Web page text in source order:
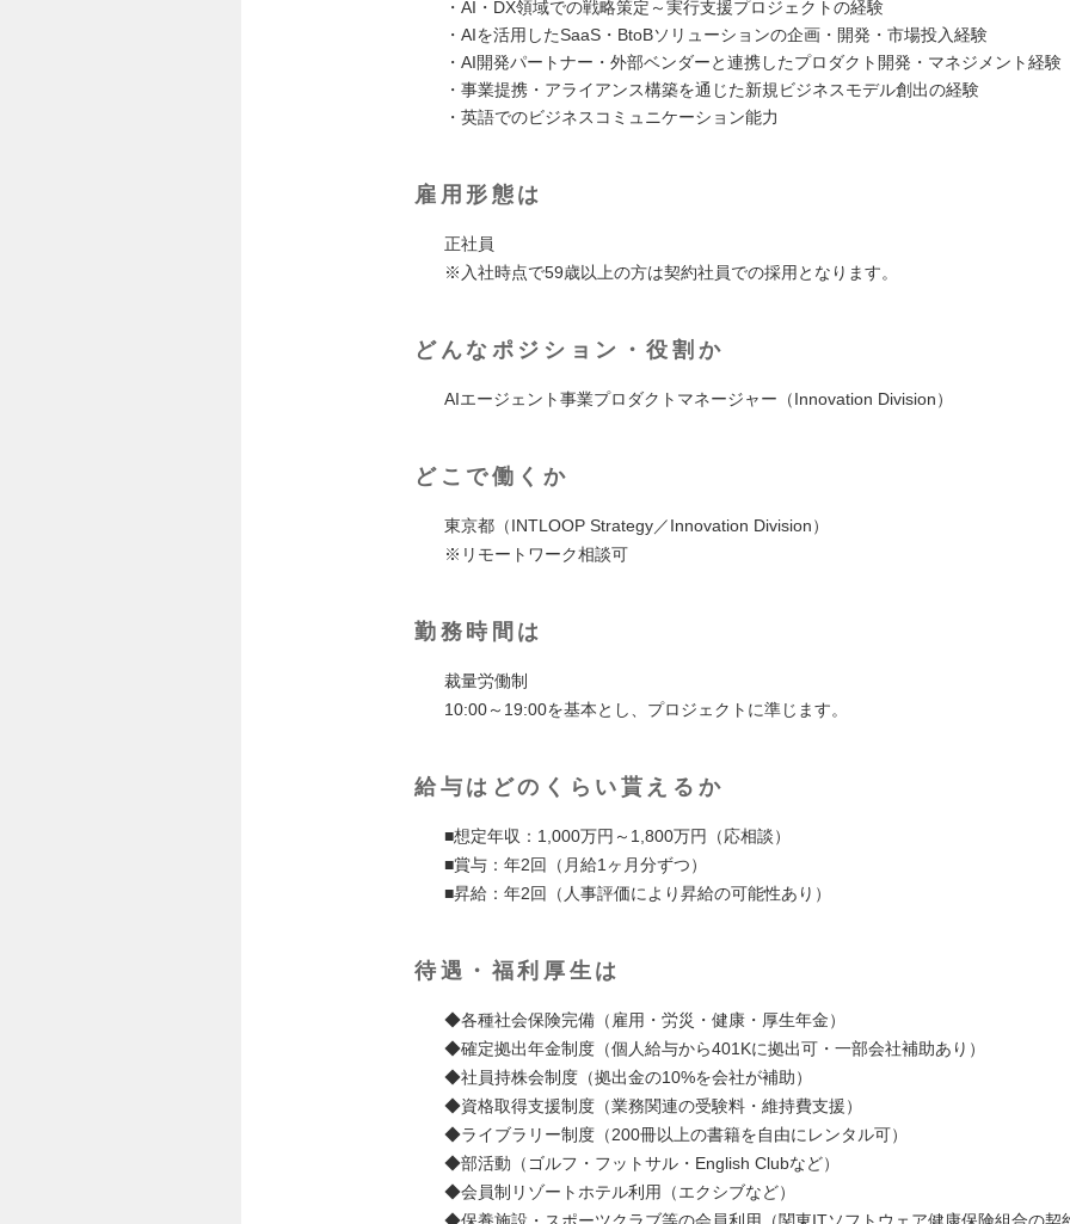
・AI・DX領域での戦略策定～実行支援プロジェクトの経験
・AIを活用したSaaS・BtoBソリューションの企画・開発・市場投入経験
・AI開発パートナー・外部ベンダーと連携したプロダクト開発・マネジメント経験
・事業提携・アライアンス構築を通じた新規ビジネスモデル創出の経験
・英語でのビジネスコミュニケーション能力
雇用形態は
正社員
※入社時点で59歳以上の方は契約社員での採用となります。
どんなポジション・役割か
AIエージェント事業プロダクトマネージャー（Innovation Division）
どこで働くか
東京都（INTLOOP Strategy／Innovation Division）
※リモートワーク相談可
勤務時間は
裁量労働制
10:00～19:00を基本とし、プロジェクトに準じます。
給与はどのくらい貰えるか
■想定年収：1,000万円～1,800万円（応相談）
■賞与：年2回（月給1ヶ月分ずつ）
■昇給：年2回（人事評価により昇給の可能性あり）
待遇・福利厚生は
◆各種社会保険完備（雇用・労災・健康・厚生年金）
◆確定拠出年金制度（個人給与から401Kに拠出可・一部会社補助あり）
◆社員持株会制度（拠出金の10%を会社が補助）
◆資格取得支援制度（業務関連の受験料・維持費支援）
◆ライブラリー制度（200冊以上の書籍を自由にレンタル可）
◆部活動（ゴルフ・フットサル・English Clubなど）
◆会員制リゾートホテル利用（エクシブなど）
◆保養施設・スポーツクラブ等の会員利用（関東ITソフトウェア健康保険組合の契